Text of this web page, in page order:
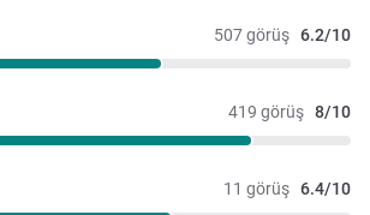
507 görüş 6.2/10
419 görüş 8/10
11 görüş 6.4/10